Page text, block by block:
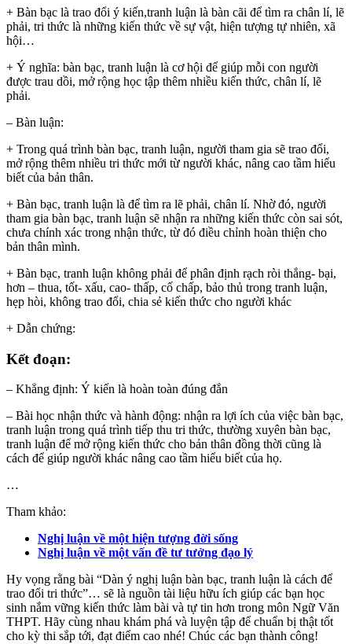
+ Bàn bạc là trao đổi ý kiến,tranh luận là bàn cãi để tìm ra chân lí, lẽ
phải, tri thức là những kiến thức về sự vật, hiện tượng tự nhiên, xã
hội…
+ Ý nghĩa: bàn bạc, tranh luận là cơ hội để giúp mỗi con người
được trau dồi, mở rộng học tập thêm nhiều kiến thức, chân lí, lẽ
phải.
– Bàn luận:
+ Trong quá trình bàn bạc, tranh luận, người tham gia sẽ trao đổi,
mở rộng thêm nhiều tri thức mới từ người khác, nâng cao tầm hiểu
biết của bản thân.
+ Bàn bạc, tranh luận là để tìm ra lẽ phải, chân lí. Nhờ đó, người
tham gia bàn bạc, tranh luận sẽ nhận ra những kiến thức còn sai sót,
chưa chính xác trong nhận thức, từ đó điều chỉnh hoàn thiện cho
bản thân mình.
+ Bàn bạc, tranh luận không phải để phân định rạch ròi thắng- bại,
hơn – thua, tốt- xấu, cao- thấp, cố chấp, bảo thủ trong tranh luận,
hẹp hòi, không trao đổi, chia sẻ kiến thức cho người khác
+ Dẫn chứng:
Kết đoạn:
– Khẳng định: Ý kiến là hoàn toàn đúng đắn
– Bài học nhận thức và hành động: nhận ra lợi ích của việc bàn bạc,
tranh luận trong quá trình tiếp thu tri thức, thường xuyên bàn bạc,
tranh luận để mở rộng kiến thức cho bản thân đồng thời cũng là
cách để giúp người khác nâng cao tầm hiểu biết của họ.
…
Tham khảo:
Nghị luận về một hiện tượng đời sống
Nghị luận về một vấn đề tư tưởng đạo lý
Hy vọng rằng bài “Dàn ý nghị luận bàn bạc, tranh luận là cách để
trao đổi tri thức”… sẽ là nguồn tài liệu hữu ích giúp các bạn học
sinh nắm vững kiến thức làm bài và tự tin hơn trong môn Ngữ Văn
THPT. Hãy cùng nhau khám phá và luyện tập để chuẩn bị thật tốt
cho kỳ thi sắp tới, đạt điểm cao nhé! Chúc các bạn thành công!